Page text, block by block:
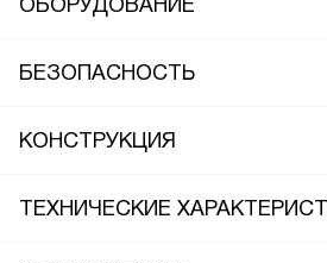
ОБОРУДОВАНИЕ
БЕЗОПАСНОСТЬ
КОНСТРУКЦИЯ
ТЕХНИЧЕСКИЕ